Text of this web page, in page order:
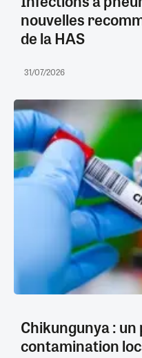
nouvelles
de la HAS
31/07/2026
Chikungunya :
contamination